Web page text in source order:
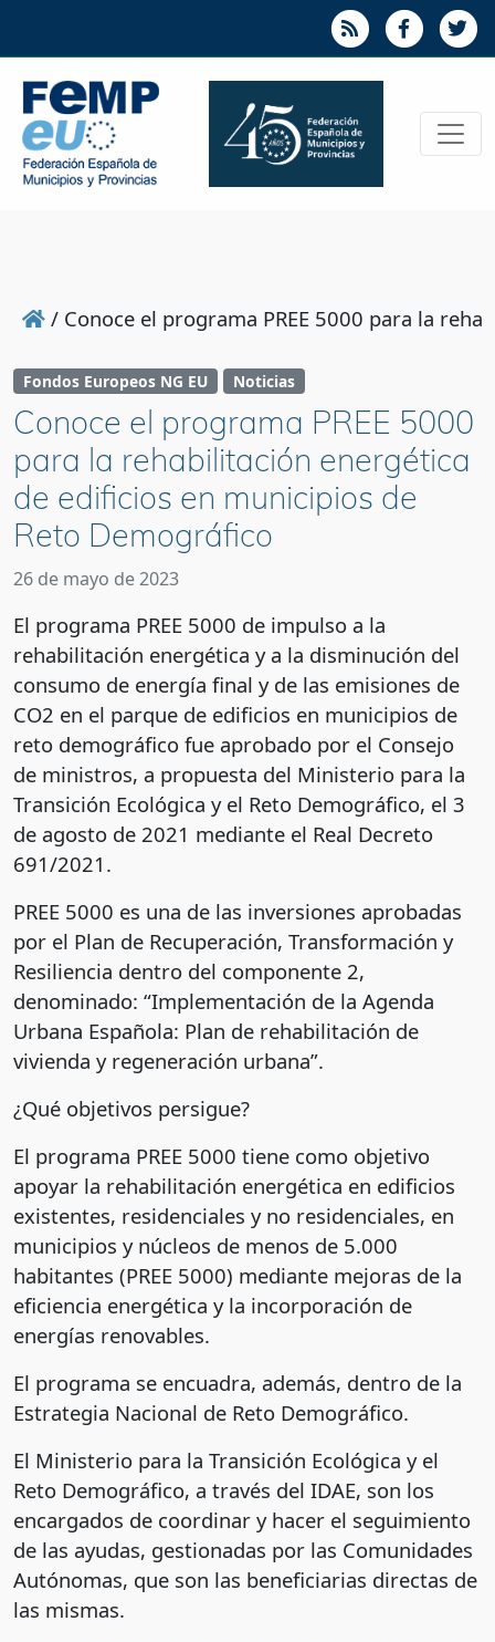
/ Conoce el programa PREE 5000 para la
Fondos Europeos NG EU Noticias
Conoce el programa PREE 5000
para la rehabilitación energética
de edificios en municipios de
Reto Demográfico
26 de mayo de 2023
El programa PREE 5000 de impulso a la
rehabilitación energética y a la disminución del
consumo de energía final y de las emisiones de
CO2 en el parque de edificios en municipios de
reto demográfico fue aprobado por el Consejo
de ministros, a propuesta del Ministerio para la
Transición Ecológica y el Reto Demográfico, el 3
de agosto de 2021 mediante el Real Decreto
691/2021.
PREE 5000 es una de las inversiones aprobadas
por el Plan de Recuperación, Transformación y
Resiliencia dentro del componente 2,
denominado: “Implementación de la Agenda
Urbana Española: Plan de rehabilitación de
vivienda y regeneración urbana”.
¿Qué objetivos persigue?
El programa PREE 5000 tiene como objetivo
apoyar la rehabilitación energética en edificios
existentes, residenciales y no residenciales, en
municipios y núcleos de menos de 5.000
habitantes (PREE 5000) mediante mejoras de la
eficiencia energética y la incorporación de
energías renovables.
El programa se encuadra, además, dentro de la
Estrategia Nacional de Reto Demográfico.
El Ministerio para la Transición Ecológica y el
Reto Demográfico, a través del IDAE, son los
encargados de coordinar y hacer el seguimiento
de las ayudas, gestionadas por las Comunidades
Autónomas, que son las beneficiarias directas de
las mismas.